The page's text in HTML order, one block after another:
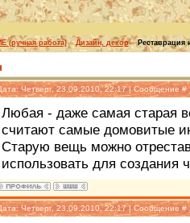
(ручная работа) » Дизайн, декор » Реставрация
Четверг, 23.09.2010, 22:17 | Сообщение #
Любая - даже самая старая
считают самые домовитые
Старую вещь можно
использовать для создания
Четверг, 23.09.2010, 22:17 | Сообщение #